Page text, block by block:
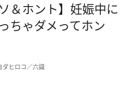
＆ホント】妊娠中に
ちゃダメってホン
ダヒロコ／六識